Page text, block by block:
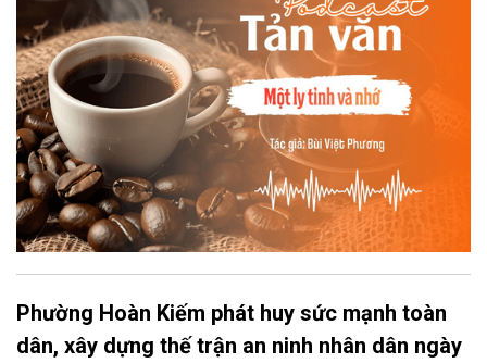
Phường Hoàn Kiếm phát huy sức mạnh toàn
dân, xây dựng thế trận an ninh nhân dân ngày